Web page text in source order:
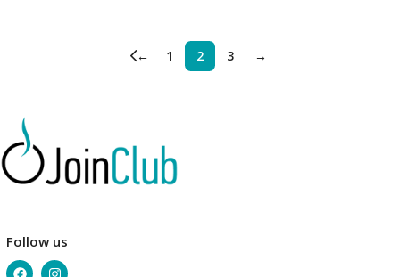
← 1 2 3 →
Follow us